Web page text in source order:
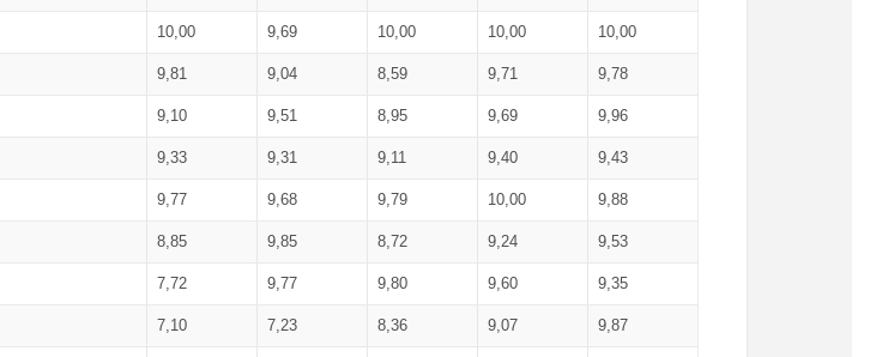
10,00 9,69 10,00 10,00 10,00
9,81 9,04 8,59 9,71 9,78
9,10 9,51 8,95 9,69 9,96
9,33 9,31 9,11 9,40 9,43
9,77 9,68 9,79 10,00 9,88
8,85 9,85 8,72 9,24 9,53
7,72 9,77 9,80 9,60 9,35
7,10 7,23 8,36 9,07 9,87